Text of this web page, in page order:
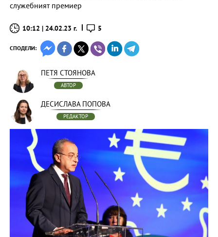
служебният премиер
10:12 | 24.02.23 г. 5
СПОДЕЛИ:
ПЕТЯ СТОЯНОВА
АВТОР
ДЕСИСЛАВА ПОПОВА
РЕДАКТОР